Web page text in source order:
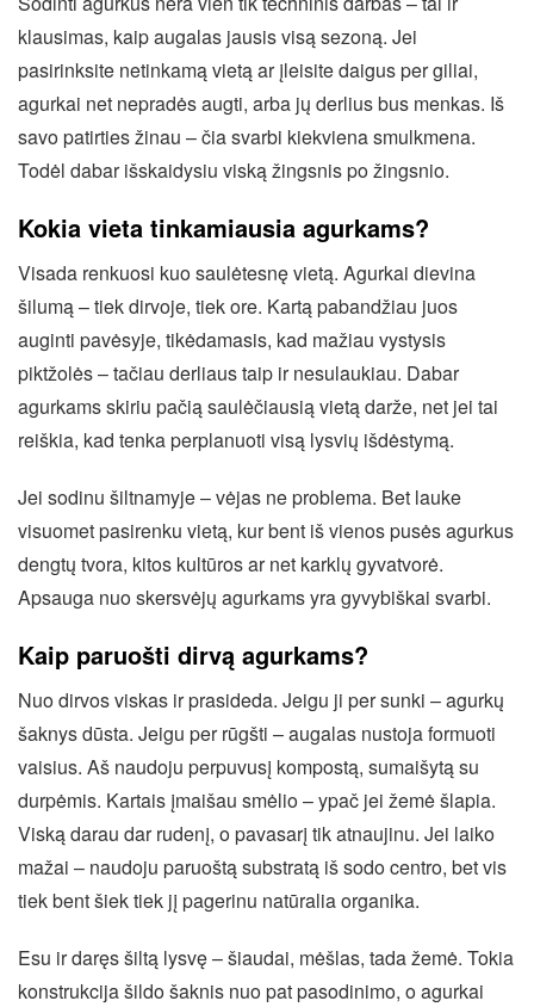
klausimas, kaip augalas jausis visą sezoną. Jei
pasirinksite netinkamą vietą ar įleisite daigus per giliai,
agurkai net nepradės augti, arba jų derlius bus menkas. Iš
savo patirties žinau – čia svarbi kiekviena smulkmena.
Todėl dabar išskaidysiu viską žingsnis po žingsnio.
Kokia vieta tinkamiausia agurkams?
Visada renkuosi kuo saulėtesnę vietą. Agurkai dievina
šilumą – tiek dirvoje, tiek ore. Kartą pabandžiau juos
auginti pavėsyje, tikėdamasis, kad mažiau vystysis
piktžolės – tačiau derliaus taip ir nesulaukiau. Dabar
agurkams skiriu pačią saulėčiausią vietą darže, net jei tai
reiškia, kad tenka perplanuoti visą lysvių išdėstymą.
Jei sodinu šiltnamyje – vėjas ne problema. Bet lauke
visuomet pasirenku vietą, kur bent iš vienos pusės agurkus
dengtų tvora, kitos kultūros ar net karklų gyvatvorė.
Apsauga nuo skersvėjų agurkams yra gyvybiškai svarbi.
Kaip paruošti dirvą agurkams?
Nuo dirvos viskas ir prasideda. Jeigu ji per sunki – agurkų
šaknys dūsta. Jeigu per rūgšti – augalas nustoja formuoti
vaisius. Aš naudoju perpuvusį kompostą, sumaišytą su
durpėmis. Kartais įmaišau smėlio – ypač jei žemė šlapia.
Viską darau dar rudenį, o pavasarį tik atnaujinu. Jei laiko
mažai – naudoju paruoštą substratą iš sodo centro, bet vis
tiek bent šiek tiek jį pagerinu natūralia organika.
Esu ir daręs šiltą lysvę – šiaudai, mėšlas, tada žemė. Tokia
konstrukcija šildo šaknis nuo pat pasodinimo, o agurkai